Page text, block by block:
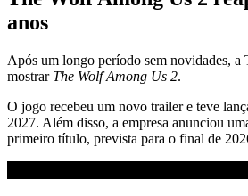
anos
Após um longo período sem novidades, a
mostrar The Wolf Among Us 2.
O jogo recebeu um novo trailer e teve
2027. Além disso, a empresa anunciou
primeiro título, prevista para o final de